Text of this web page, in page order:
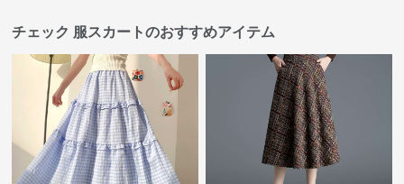
チェック 服スカートのおすすめアイテム